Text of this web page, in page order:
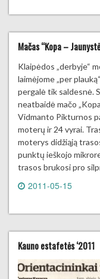
Mačas “Kopa –
Klaipėdos „derbyje“
laimėjome „per
pergalė tik saldesnė.
neatbaidė mačo
Vidmanto Pikturnos
moterų ir 24 vyrai.
moterys didžiąją
punktų ieškojo
trasos brukosi pro
2011-05-15
Kauno estafetės ‘2011